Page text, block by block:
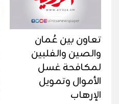
تعاون بين عُمان
والصين والفلبين
لمكافحة غسل
الأموال وتمويل
الإرهاب